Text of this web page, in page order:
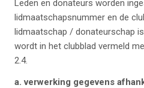
Leden en donateurs worden
lidmaatschapsnummer en de
lidmaatschap / donateurschap
wordt in het clubblad vermeld
2.4.
a. verwerking gegevens